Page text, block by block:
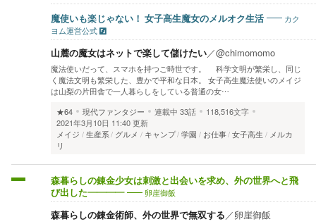
魔使いも楽じゃない！ 女子高生魔女のメルオク生活
カク
ヨム運営公式
山麓の魔女はネットで楽して儲けたい／@chimomomo
魔法使いだって、スマホを持つご時世です。 科学文明が繁栄し、同じ
く魔法文明も繁栄した、豊かで平和な日本。 女子高生魔法使いのメイジ
は山梨の片田舎で一人暮らしをしている普通の女…
★64
現代ファンタジー 連載中 33話
118,516文字
2021年3月10日 11:40 更新
メイジ
生産系 グルメ キャンプ 学園 お仕事 女子高生
メルカ
リ
森暮らしの錬金少女は刺激と出会いを求め、外の世界へと飛
び出した――――
卵崖御飯
森暮らしの錬金術師、外の世界で無双する／卵崖御飯